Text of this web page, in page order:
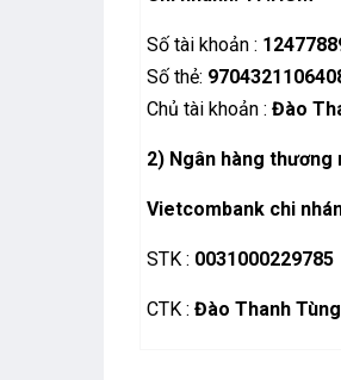
Số tài khoản :
Số thẻ:
Chủ tài khoản : Đào
2) Ngân hàng thương
Vietcombank chi
STK : 0031000229785
CTK : Đào Thanh Tùng